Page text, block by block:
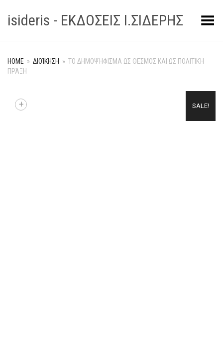
isideris - ΕΚΔΟΣΕΙΣ Ι.ΣΙΔΕΡΗΣToggle Menu
HOME » ΔΙΟΊΚΗΣΗ » ΤΟ ΔΗΜΟΨΉΦΙΣΜΑ ΩΣ ΘΕΣΜΌΣ ΚΑΙ ΩΣ ΠΟΛΙΤΙΚΉ
ΠΡΆΞΗ
SALE!
+